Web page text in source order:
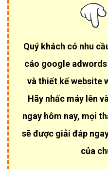
Quý khách có nhu
cáo google adwords
và thiết kế website
Hãy nhấc máy lên
ngay hôm nay, mọi
sẽ được giải đáp
của